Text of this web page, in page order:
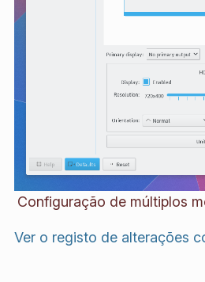
Configuração de múltiplos
Ver o registo de alterações